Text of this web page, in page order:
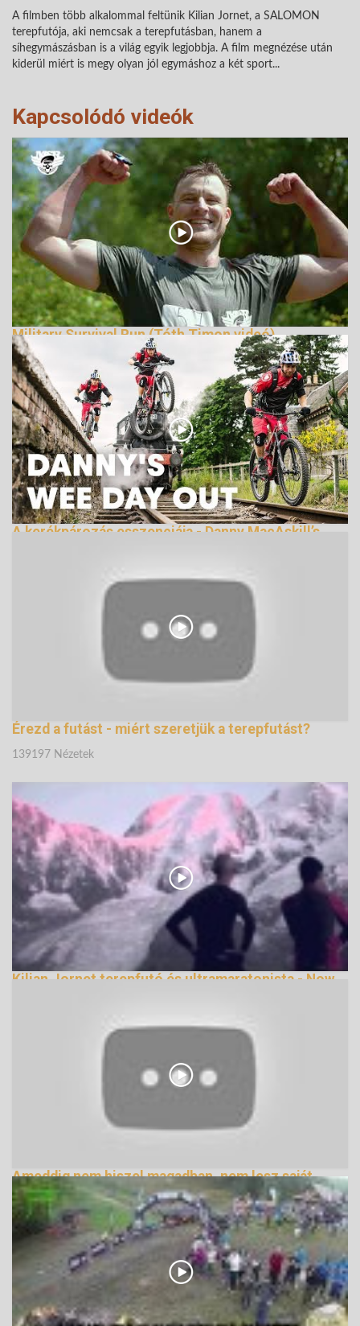
A filmben több alkalommal feltünik Kilian Jornet, a SALOMON
terepfutója, aki nemcsak a terepfutásban, hanem a
síhegymászásban is a világ egyik legjobbja. A film megnézése után
kiderül miért is megy olyan jól egymáshoz a két sport...
Kapcsolódó videók
Military Survival Run (Tóth Timon videó)
165674 Nézetek
A kerékpározás esszenciája - Danny MacAskill’s
Érezd a futást - miért szeretjük a terepfutást?
139197 Nézetek
Kilian Jornet terepfutó és ultramaratonista - Now
Ameddig nem hiszel magadban, nem lesz saját
életed
159303 Nézetek